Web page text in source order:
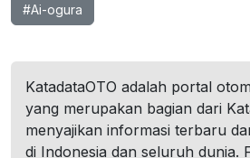
#Ai-ogura
KatadataOTO adalah portal
yang merupakan bagian dari
menyajikan informasi terbaru
di Indonesia dan seluruh dunia.